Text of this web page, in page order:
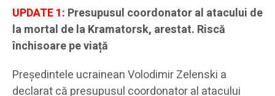
UPDATE 1: Presupusul coordonator al atacului de
la mortal de la Kramatorsk, arestat. Riscă
închisoare pe viață
Președintele ucrainean Volodimir Zelenski a
declarat că presupusul coordonator al atacului